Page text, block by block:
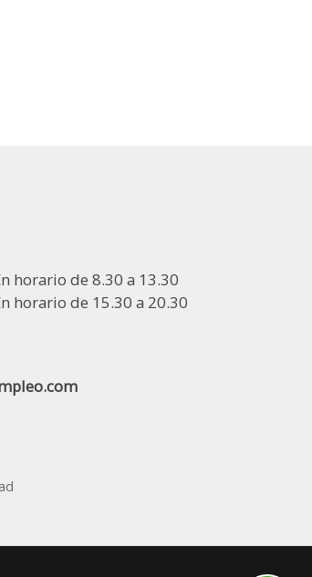
horario de 8.30 a 13.30
horario de 15.30 a 20.30